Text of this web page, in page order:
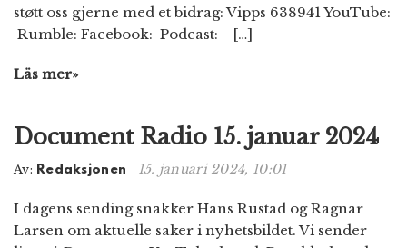
støtt oss gjerne med et bidrag: Vipps 638941 YouTube:
Rumble: Facebook: Podcast: […]
Läs mer»
Document Radio 15. januar 2024
Av: Redaksjonen 15. januari 2024, 10:01
I dagens sending snakker Hans Rustad og Ragnar
Larsen om aktuelle saker i nyhetsbildet. Vi sender